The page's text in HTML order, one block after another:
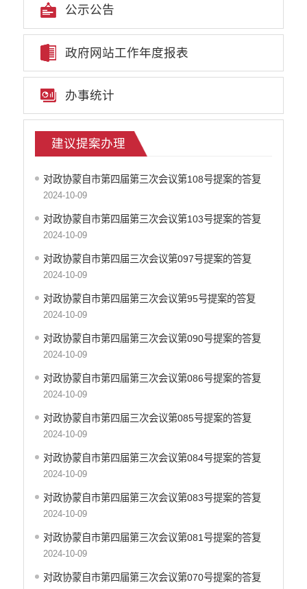
产品质量
公共文化服务
乡村振兴
应急预案
生态环境
环境质量信息
安全生产
法治政府建设年度报告
重点领域责任部门信息公开
公示公告
政府网站工作年度报表
办事统计
建议提案办理
对政协蒙自市第四届第三次会议第108号提案的答复
2024-10-09
对政协蒙自市第四届第三次会议第103号提案的答复
2024-10-09
对政协蒙自市第四届三次会议第097号提案的答复
2024-10-09
对政协蒙自市第四届第三次会议第95号提案的答复
2024-10-09
对政协蒙自市第四届第三次会议第090号提案的答复
2024-10-09
对政协蒙自市第四届第三次会议第086号提案的答复
2024-10-09
对政协蒙自市第四届三次会议第085号提案的答复
2024-10-09
对政协蒙自市第四届第三次会议第084号提案的答复
2024-10-09
对政协蒙自市第四届第三次会议第083号提案的答复
2024-10-09
对政协蒙自市第四届第三次会议第081号提案的答复
2024-10-09
对政协蒙自市第四届第三次会议第070号提案的答复